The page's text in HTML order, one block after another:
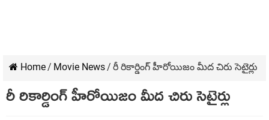
Home/ Movie News/ రీ రికార్డింగ్ హీరోయిజం మీద చిరు సెటైర్లు
రీ రికార్డింగ్ హీరోయిజం మీద చిరు సెటైర్లు